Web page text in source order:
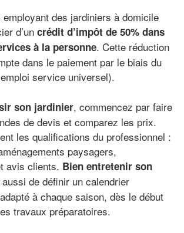
des jardiniers à domicile
d’un crédit d’impôt de 50% dans
à la personne. Cette réduction
dans le paiement par le biais du
service universel).
son jardinier, commencez par faire
de devis et comparez les prix.
les qualifications du professionnel :
paysagers,
avis clients. Bien entretenir son
de définir un calendrier
à chaque saison, dès le début
travaux préparatoires.